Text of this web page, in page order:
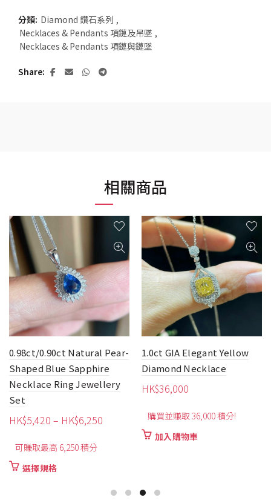
分類: Diamond 鑽石系列 ,
Necklaces & Pendants 項鏈及吊墜 ,
Necklaces & Pendants 項鏈與鏈墜
Share
相關商品
0.98ct/0.90ct Natural Pear-
Shaped Blue Sapphire
Necklace Ring Jewellery
Set
HK$5,420 – HK$6,250
到
可賺取最高 6,250 積分
選擇規格此
1.0ct GIA Elegant Yellow
Diamond Necklace
HK$36,000
購買並賺取 36,000 積分!
加入購物車